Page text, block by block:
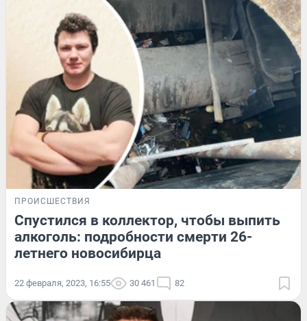
ПРОИСШЕСТВИЯ
Спустился в коллектор, чтобы выпить
алкоголь: подробности смерти 26-
летнего новосибирца
22 февраля, 2023, 16:55 30 461 82